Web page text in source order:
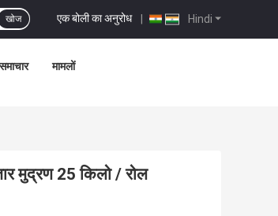
Hindi
एक बोली का अनुरोध |
खोज
समाचार मामलों
मुद्रण 25 किलो / रोल